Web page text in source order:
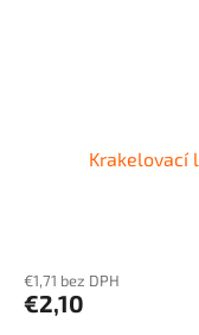
Krakelovací
€1,71 bez DPH
€2,10